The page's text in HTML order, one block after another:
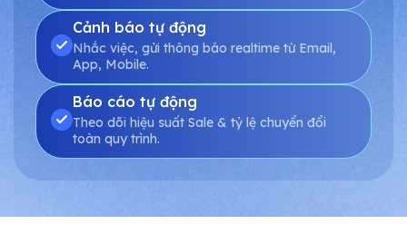
Cảnh báo tự động
Nhắc việc, gửi thông báo realtime từ Email,
App, Mobile.
Báo cáo tự động
Theo dõi hiệu suất Sale & tỷ lệ chuyển đổi
toàn quy trình.